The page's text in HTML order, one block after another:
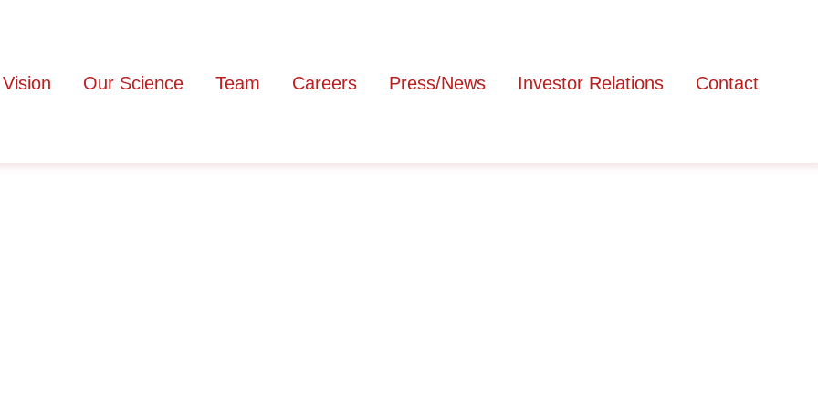
Our Science Team Careers Press/News Investor Relations Contact